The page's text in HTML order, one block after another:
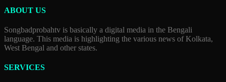
ABOUT US
Songbadprobahtv is basically a digital media in the Bengali
language. This media is highlighting the various news of Kolkata,
West Bengal and other states.
SERVICES